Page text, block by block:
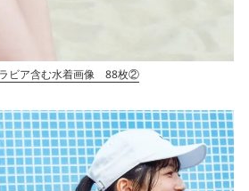
ビア含む水着画像 88枚②